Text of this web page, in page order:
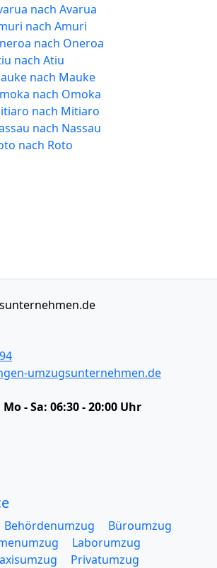
nach Avarua
nach Amuri
nach Oneroa
nach Atiu
nach Mauke
nach Omoka
nach Mitiaro
nach Nassau
nach Roto
umzugsunternehmen.de
Mo - Sa: 06:30 - 20:00 Uhr
Behördenumzug
Büroumzug
Laborumzug
Privatumzug